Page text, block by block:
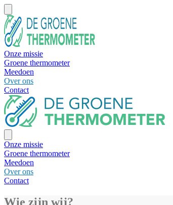
Onze missie
Groene thermometer
Meedoen
Over ons
Contact
Onze missie
Groene thermometer
Meedoen
Over ons
Contact
Wie zijn wij?